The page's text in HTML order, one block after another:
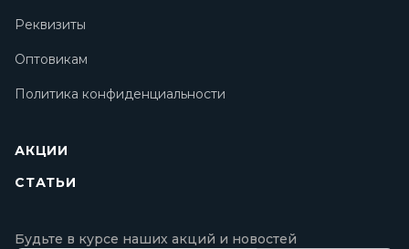
Реквизиты
Оптовикам
Политика конфиденциальности
АКЦИИ
СТАТЬИ
Будьте в курсе наших акций и новостей